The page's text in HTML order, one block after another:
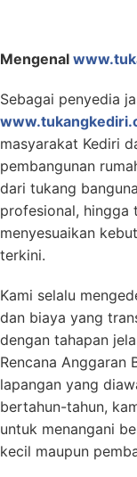
Mengenal
Sebagai penyedia
masyarakat Kediri
pembangunan
dari tukang
profesional, hingga
menyesuaikan
terkini.
Kami selalu
dan biaya yang
dengan tahapan
Rencana Anggaran
lapangan yang
bertahun-tahun,
untuk menangani
kecil maupun